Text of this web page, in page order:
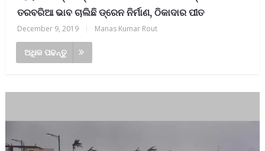
ତରବରିଆ ଭାବ ଚାଲିଛି ଡ୍ରେନ ନିର୍ମାଣ, ଠିକାଦାର ପୀତ
December 9, 2019 Manas Kumar Rout
ଅଧିକ ପଢନ୍ତୁ